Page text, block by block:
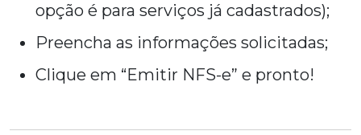
opção é para serviços já cadastrados);
Preencha as informações solicitadas;
Clique em “Emitir NFS-e” e pronto!